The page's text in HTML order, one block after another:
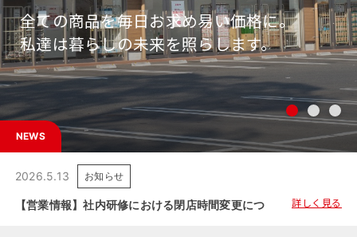
全ての商品を毎日お求め易い価格に。
私達は暮らしの未来を照らします。
NEWS
2026.5.13 お知らせ
【営業情報】社内研修における閉店時間変更につきましてのご案内
詳しく見る